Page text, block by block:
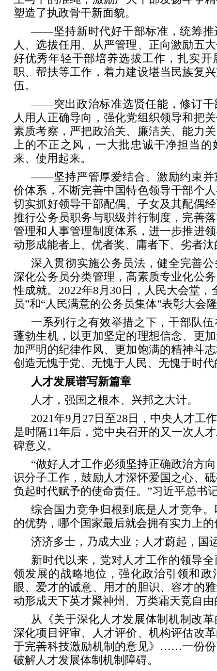
塑造了执政骨干新面貌。
——坚持新时代好干部标准，统筹推
人、选拔任用、从严管理、正向激励五
好优秀年轻干部培养选拔工作，扎实开
职、帮扶等工作，着力建设堪当民族复
伍。
——突出政治标准选贤任能，修订干
人用人正确导向，强化党组织领导和把
素质考察，严把政治关、廉洁关、能力
上的不正之风，一大批忠诚干净担当
来、使用起来。
——坚持严管厚爱结合、激励约束并
价体系，不断完善中国特色领导干部个
切实抓好领导干部配偶、子女及其配偶
推行公务员职务与职级并行制度，完善
管理和人事管理制度体系，进一步推进
动形成能者上、优者奖、庸者下、劣者
深入贯彻实施公务员法，健全完善
深化公务员分类管理，高素质专业化公
性成就。2022年8月30日，人民大会堂，
员”和“人民满意的公务员集体”表彰大会
一系列行之有效举措之下，干部队
蓬勃生机，以更加坚定的理想信念、更
加严明的纪律作风、更加饱满的精神斗
创造无愧于党、无愧于人民、无愧于时
人才发展谱写新篇章
人才，强国之根本、兴邦之大计。
2021年9月27日至28日，中央人才工
是时隔11年后，党中央召开的又一次人
碑意义。
“做好人才工作必须坚持正确政治方
识分子工作，鼓励人才深怀爱国之心、
负起时代赋予的使命责任。”习近平总书
综合国力竞争归根到底是人才竞争
的优势，哪个国家最后就会拥有实力上
济济多士，乃成大业；人才蔚起，国
新时代以来，党对人才工作的领导
领发展的战略地位，强化政治引领和政
眼、爱才的诚意、用才的胆识、容才的
动形成天下英才聚神州、万类霜天竞自
从《关于深化人才发展体制机制改
深化项目评审、人才评价、机构评估改
于完善科技激励机制的意见》……一份
破解人才发展体制机制障碍。